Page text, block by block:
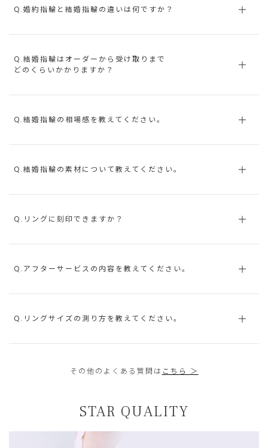
Q.婚約指輪と結婚指輪の違いは何ですか？
Q.結婚指輪はオーダーから受け取りまで
どのくらいかかりますか？
Q.結婚指輪の相場感を教えてください。
Q.結婚指輪の素材について教えてください。
Q.リングに刻印できますか？
Q.アフターサービスの内容を教えてください。
Q.リングサイズの測り方を教えてください。
その他のよくある質問は こちら ＞
STAR QUALITY